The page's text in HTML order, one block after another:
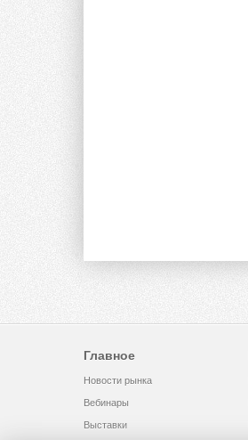
Главное
Новости рынка
Вебинары
Выставки